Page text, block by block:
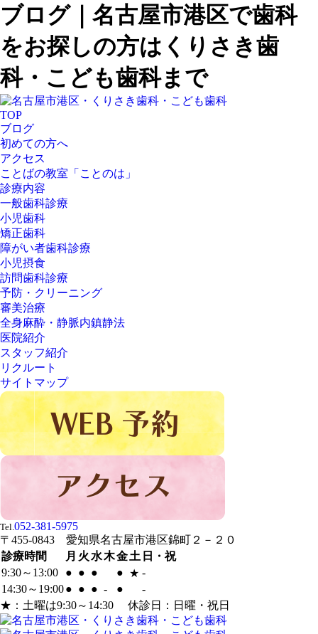
ブログ｜名古屋市港区で歯科
をお探しの方はくりさき歯
科・こども歯科まで
TOP
ブログ
初めての方へ
アクセス
ことばの教室「ことのは」
診療内容
一般歯科診療
小児歯科
矯正歯科
障がい者歯科診療
小児摂食
訪問歯科診療
予防・クリーニング
審美治療
全身麻酔・静脈内鎮静法
医院紹介
スタッフ紹介
リクルート
サイトマップ
Tel.052-381-5975
〒455-0843 愛知県名古屋市港区錦町２－２０
診療時間
月 火 水木金土 日・祝
9:30～13:00
● ● ● ● ★ -
14:30～19:00● ● ● - ●
-
★：土曜は9:30～14:30 休診日：日曜・祝日